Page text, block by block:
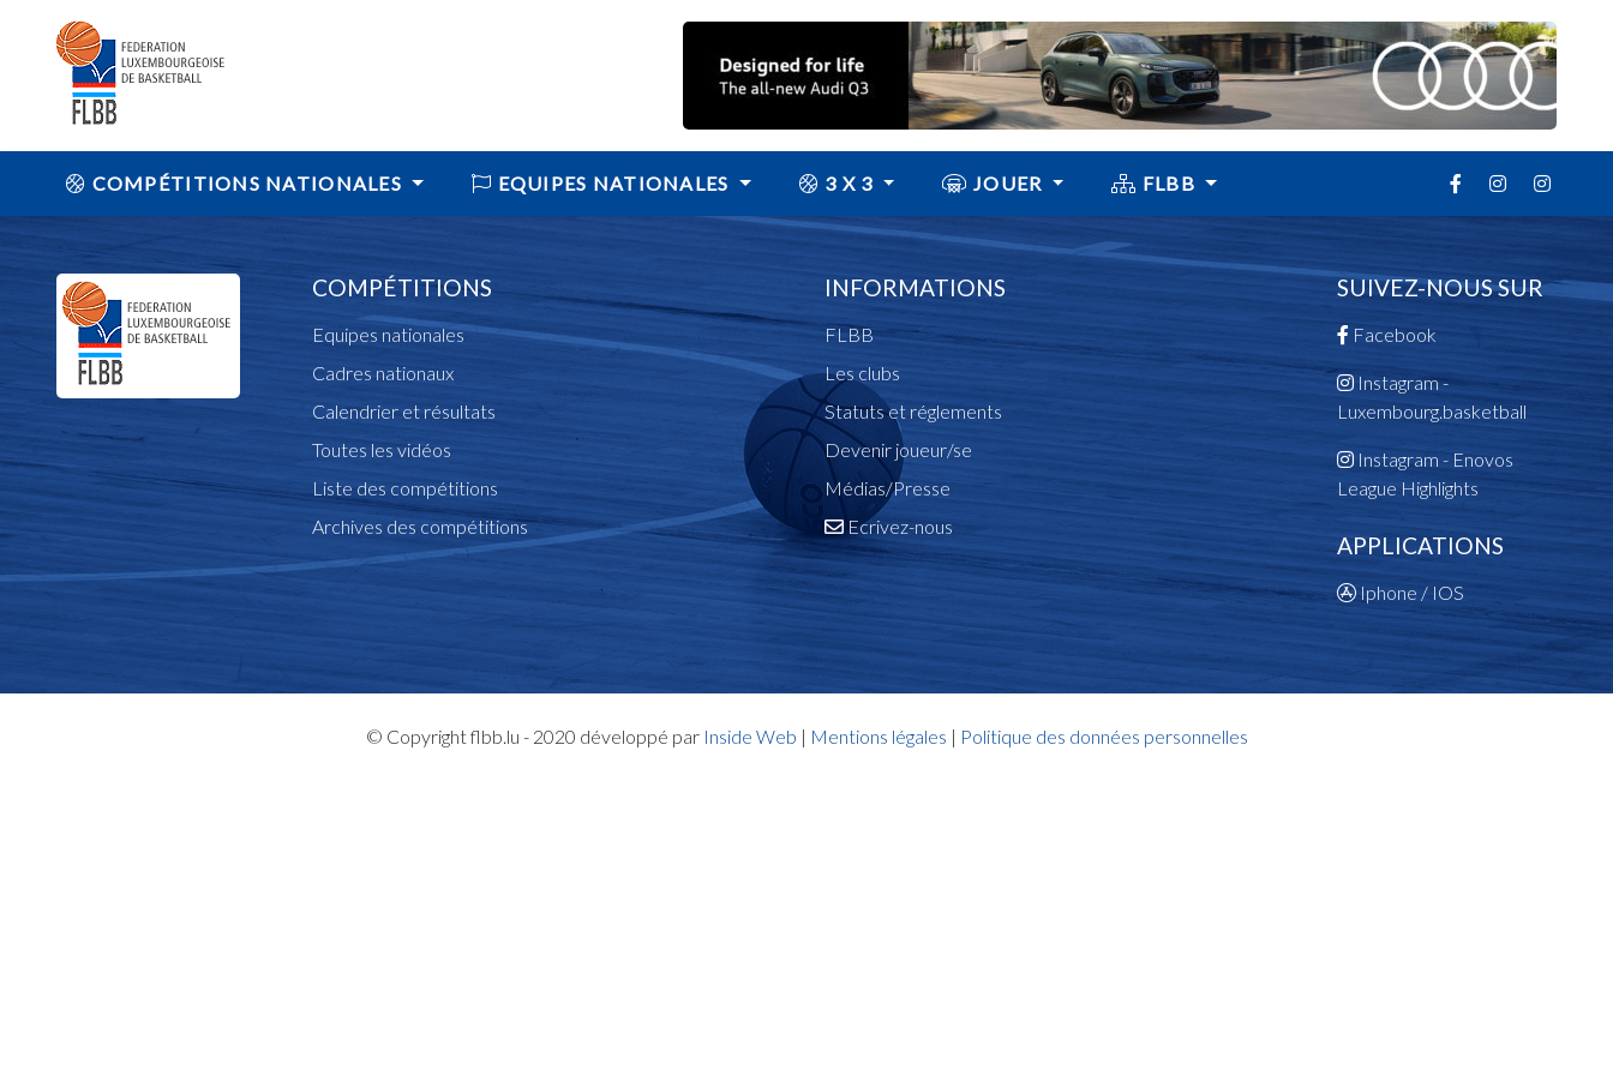
COMPÉTITIONS NATIONALES EQUIPES NATIONALES 3 X 3 JOUER FLBB
COMPÉTITIONS
Equipes nationales
Cadres nationaux
Calendrier et résultats
Toutes les vidéos
Liste des compétitions
Archives des compétitions
INFORMATIONS
FLBB
Les clubs
Statuts et réglements
Devenir joueur/se
Médias/Presse
Ecrivez-nous
SUIVEZ-NOUS SUR
Facebook
Instagram -
Luxembourg.basketball
Instagram - Enovos
League Highlights
APPLICATIONS
Iphone / IOS
© Copyright flbb.lu - 2020 développé par Inside Web | Mentions légales | Politique des données personnelles